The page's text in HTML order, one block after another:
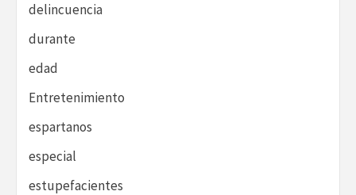
delincuencia
durante
edad
Entretenimiento
espartanos
especial
estupefacientes